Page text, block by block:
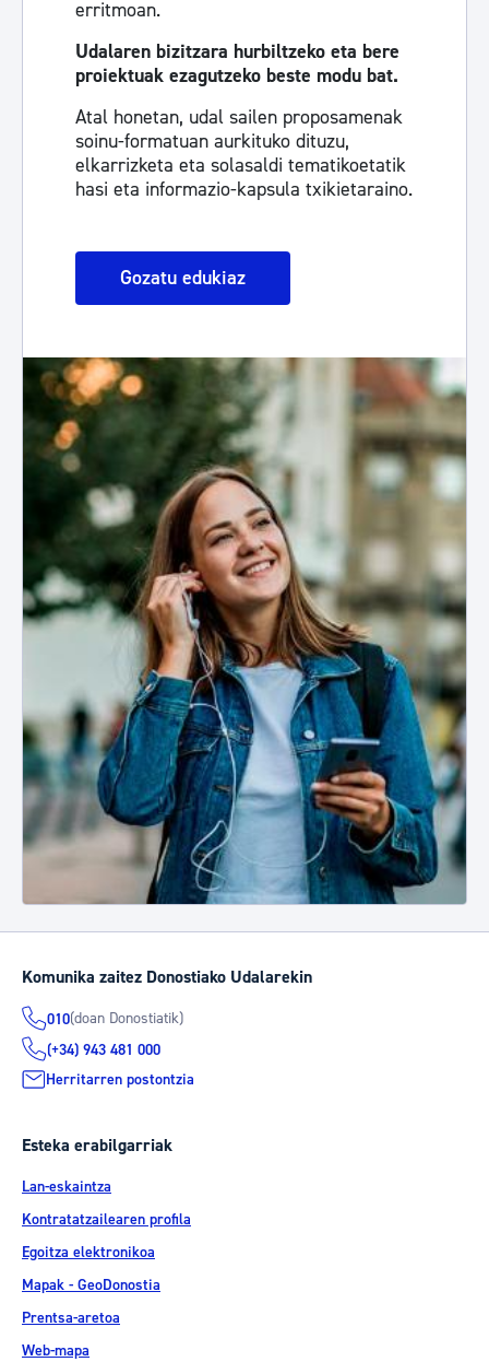
erritmoan.
Udalaren bizitzara hurbiltzeko eta bere
proiektuak ezagutzeko beste modu bat.
Atal honetan, udal sailen proposamenak
soinu-formatuan aurkituko dituzu,
elkarrizketa eta solasaldi tematikoetatik
hasi eta informazio-kapsula txikietaraino.
Gozatu edukiaz
Komunika zaitez Donostiako Udalarekin
010(doan Donostiatik)
(+34) 943 481 000
Herritarren postontzia
Esteka erabilgarriak
Lan-eskaintza
Kontratatzailearen profila
Egoitza elektronikoa
Mapak - GeoDonostia
Prentsa-aretoa
Web-mapa